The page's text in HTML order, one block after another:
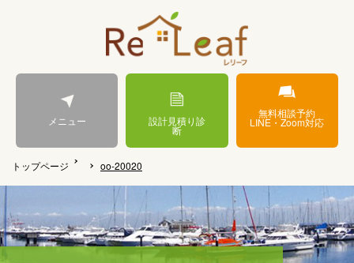
メニュー 設計見積り診
断
無料相談予約
LINE・Zoom対応
トップページ oo-20020